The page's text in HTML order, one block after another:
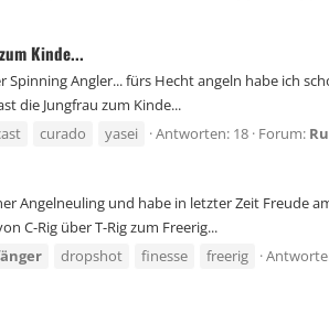
Kinde...
Angler... fürs Hecht angeln habe ich
die Jungfrau zum Kinde...
curado yasei Antworten: 18 Forum:
Angelneuling und habe in letzter Zeit
C-Rig über T-Rig zum Freerig...
dropshot finesse freerig